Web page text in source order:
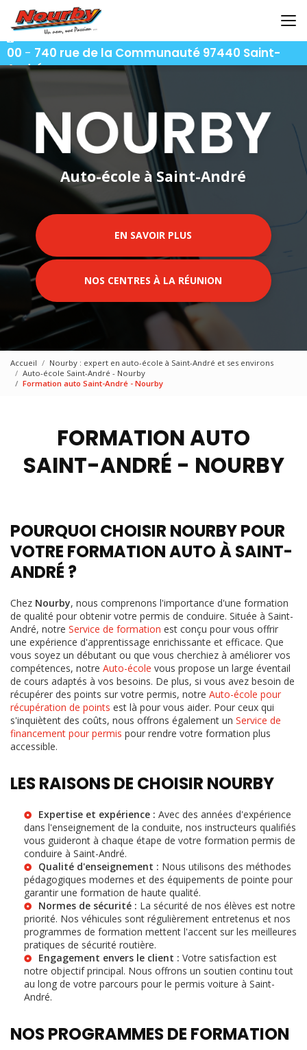
contenu
principal
06 92 92 25 51-06 92 62 62 91-06 92 94 94
00 - 740 rue de la Communauté 97440 Saint-
André
Auto-école à Saint-André
EN SAVOIR PLUS
NOS CENTRES À LA RÉUNION
Accueil
Nourby : expert en auto-école à Saint-André et ses environs
Auto-école Saint-André - Nourby
Formation auto Saint-André - Nourby
FORMATION AUTO
SAINT-ANDRÉ - NOURBY
POURQUOI CHOISIR NOURBY POUR
VOTRE FORMATION AUTO À SAINT-
ANDRÉ ?
Chez Nourby, nous comprenons l'importance d'une formation
de qualité pour obtenir votre permis de conduire. Située à Saint-
André, notre Service de formation est conçu pour vous offrir
une expérience d'apprentissage enrichissante et efficace. Que
vous soyez un débutant ou que vous cherchiez à améliorer vos
compétences, notre Auto-école vous propose un large éventail
de cours adaptés à vos besoins. De plus, si vous avez besoin de
récupérer des points sur votre permis, notre Auto-école pour
récupération de points est là pour vous aider. Pour ceux qui
s'inquiètent des coûts, nous offrons également un Service de
financement pour permis pour rendre votre formation plus
accessible.
LES RAISONS DE CHOISIR NOURBY
Expertise et expérience : Avec des années d'expérience
dans l'enseignement de la conduite, nos instructeurs qualifiés
vous guideront à chaque étape de votre formation permis de
conduire à Saint-André.
Qualité d'enseignement : Nous utilisons des méthodes
pédagogiques modernes et des équipements de pointe pour
garantir une formation de haute qualité.
Normes de sécurité : La sécurité de nos élèves est notre
priorité. Nos véhicules sont régulièrement entretenus et nos
programmes de formation mettent l'accent sur les meilleures
pratiques de sécurité routière.
Engagement envers le client : Votre satisfaction est
notre objectif principal. Nous offrons un soutien continu tout
au long de votre parcours pour le permis voiture à Saint-
André.
NOS PROGRAMMES DE FORMATION